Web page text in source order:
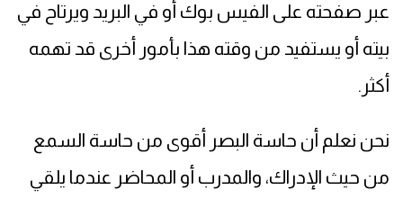
عبر صفحته على الفيس بوك أو في البريد ويرتاح في
بيته أو يستفيد من وقته هذا بأمور أخرى قد تهمه
أكثر.
نحن نعلم أن حاسة البصر أقوى من حاسة السمع
من حيث الإدراك، والمدرب أو المحاضر عندما يلقي